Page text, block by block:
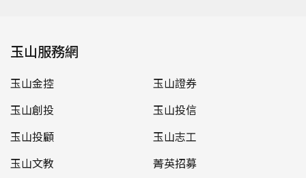
玉山服務網
玉山金控
玉山證券
玉山創投
玉山投信
玉山投顧
玉山志工
玉山文教
菁英招募